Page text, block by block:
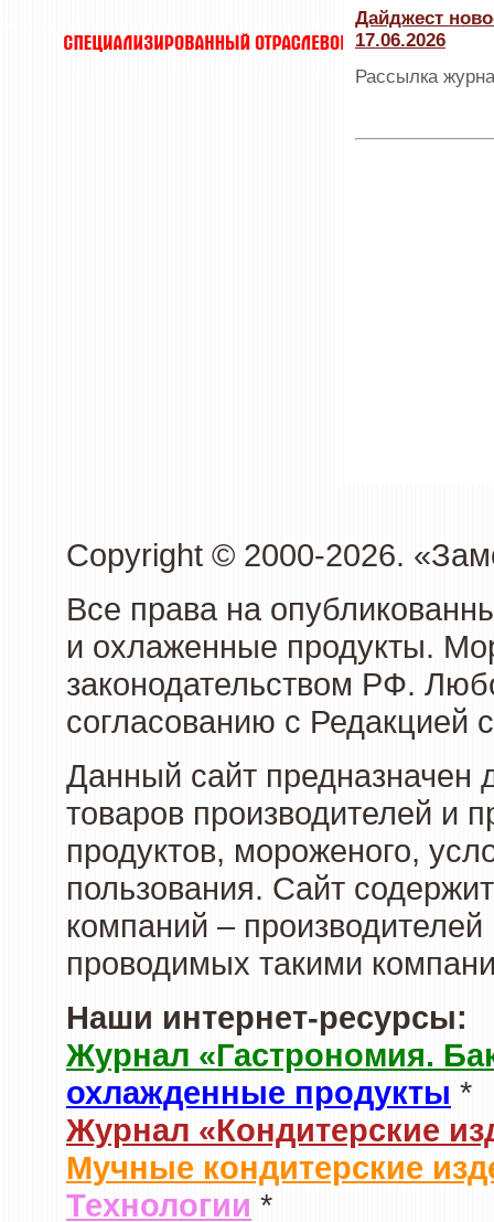
Дайджест
17.06.2026
Рассылка
Copyright © 2000-2026.
Все права на
и охлаженные продукты.
законодательством РФ.
согласованию с Редакцией
Данный сайт предназначен
товаров производителей и
продуктов, мороженого,
пользования. Сайт
компаний –
проводимых такими
Наши интернет-ресурсы:
Журнал «Гастрономия.
охлажденные продукты *
Журнал «Кондитерские
Мучные кондитерские
Технологии *